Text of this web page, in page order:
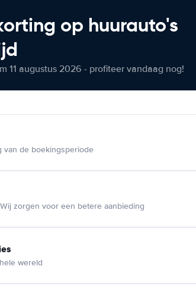
op huurauto's
11 augustus 2026 - profiteer vandaag nog!
van de boekingsperiode
zorgen voor een betere aanbieding
wereld